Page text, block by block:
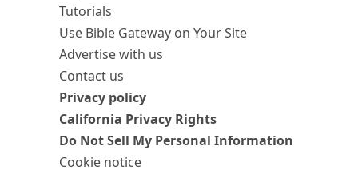
Tutorials
Use Bible Gateway on Your Site
Advertise with us
Contact us
Privacy policy
California Privacy Rights
Do Not Sell My Personal Information
Cookie notice